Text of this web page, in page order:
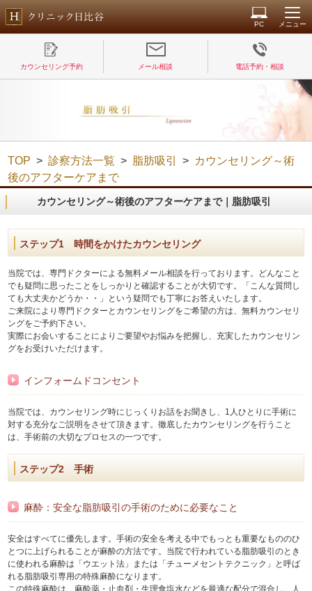
PC メニュー
カウンセリング予約 メール相談 電話予約・相談
TOP >診察方法一覧 > 脂肪吸引 > カウンセリング～術
後のアフターケアまで
カウンセリング～術後のアフターケアまで｜脂肪吸引
ステップ1 時間をかけたカウンセリング
当院では、専門ドクターによる無料メール相談を行っております。どんなこと
でも疑問に思ったことをしっかりと確認することが大切です。「こんな質問し
ても大丈夫かどうか・・」という疑問でも丁寧にお答えいたします。
ご来院により専門ドクターとカウンセリングをご希望の方は、無料カウンセリ
ングをご予約下さい。
実際にお会いすることによりご要望やお悩みを把握し、充実したカウンセリン
グをお受けいただけます。
インフォームドコンセント
当院では、カウンセリング時にじっくりお話をお聞きし、1人ひとりに手術に
対する充分なご説明をさせて頂きます。徹底したカウンセリングを行うこと
は、手術前の大切なプロセスの一つです。
ステップ2 手術
麻酔：安全な脂肪吸引の手術のために必要なこと
安全はすべてに優先します。手術の安全を考える中でもっとも重要なもののひ
とつに上げられることが麻酔の方法です。当院で行われている脂肪吸引のとき
に使われる麻酔は「ウエット法」または「チューメセントテクニック」と呼ば
れる脂肪吸引専用の特殊麻酔になります。
この特殊麻酔は、麻酔薬・止血剤・生理食塩水などを最適な配分で混合し、人